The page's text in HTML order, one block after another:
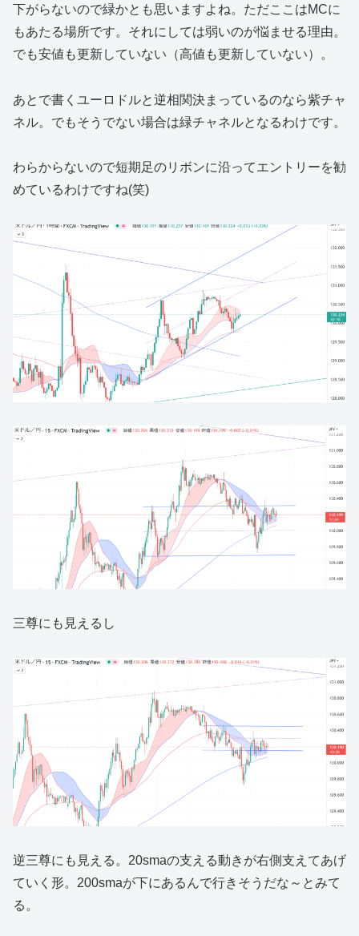
下がらないので緑かとも思いますよね。ただここはMCに
もあたる場所です。それにしては弱いのが悩ませる理由。
でも安値も更新していない（高値も更新していない）。
あとで書くユーロドルと逆相関決まっているのなら紫チャ
ネル。でもそうでない場合は緑チャネルとなるわけです。
わらからないので短期足のリボンに沿ってエントリーを勧
めているわけですね(笑)
三尊にも見えるし
逆三尊にも見える。20smaの支える動きが右側支えてあげ
ていく形。200smaが下にあるんで行きそうだな～とみて
る。